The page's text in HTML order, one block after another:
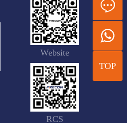
Website
RCS
TOP